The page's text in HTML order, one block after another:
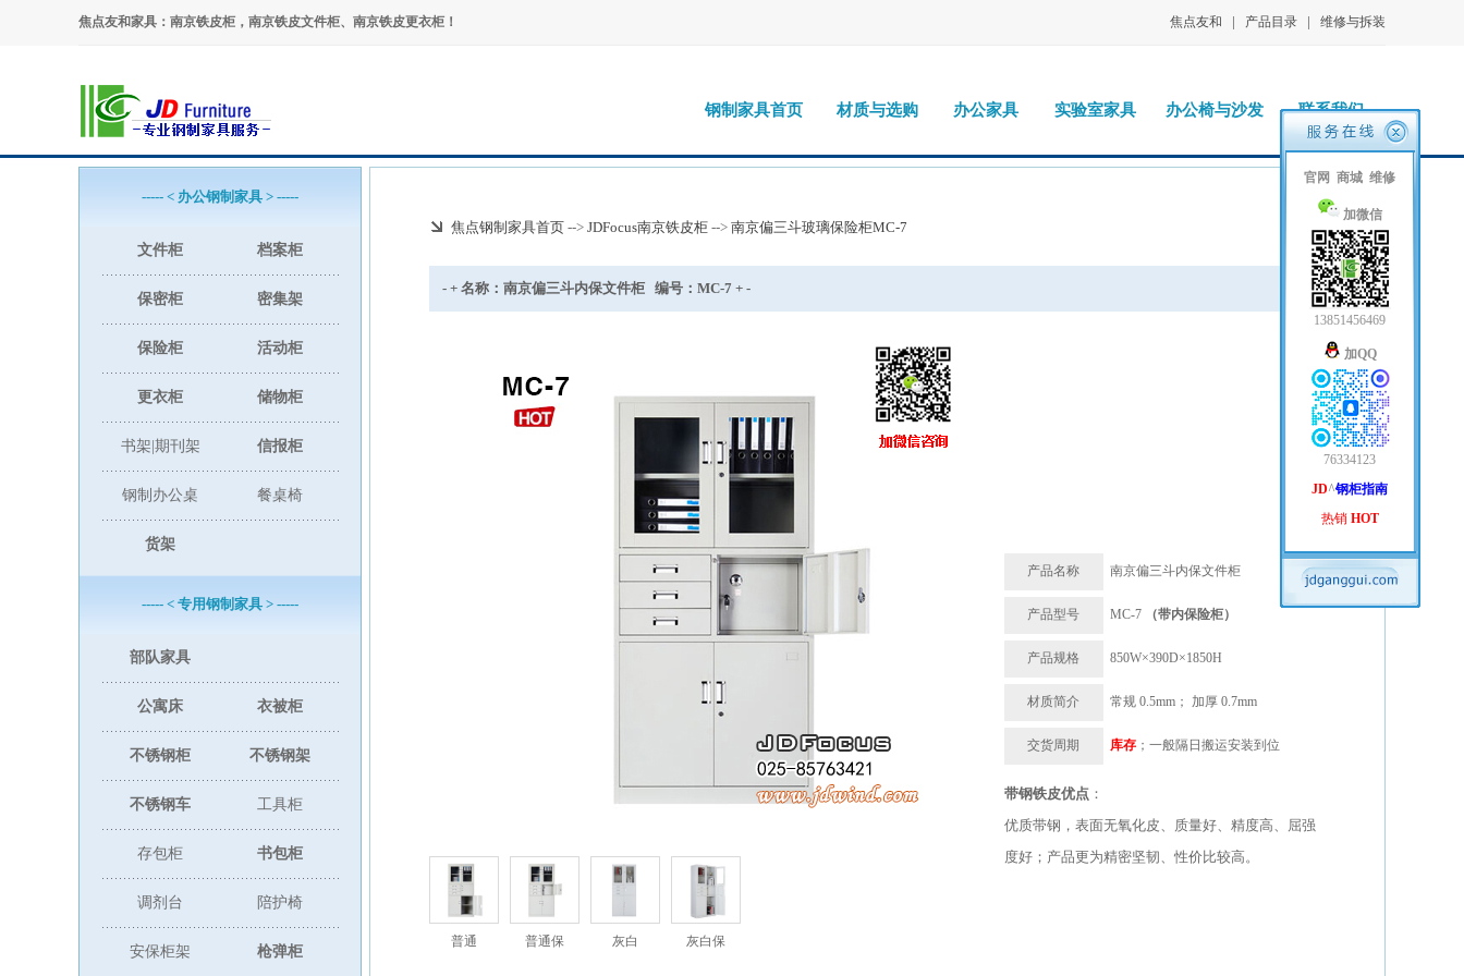
焦点友和家具：南京铁皮柜，南京铁皮文件柜、南京铁皮更衣柜！ 焦点友和 | 产品目录 | 维修与拆装
钢制家具首页 材质与选购 办公家具 实验室家具 办公椅与沙发 联系我们
----- < 办公钢制家具 > -----
文件柜 档案柜
保密柜 密集架
保险柜 活动柜
更衣柜 储物柜
书架|期刊架 信报柜
钢制办公桌 餐桌椅
货架
----- < 专用钢制家具 > -----
部队家具
公寓床 衣被柜
不锈钢柜 不锈钢架
不锈钢车 工具柜
存包柜 书包柜
调剂台 陪护椅
安保柜架 枪弹柜
焦点钢制家具首页--> JDFocus南京铁皮柜--> 南京偏三斗玻璃保险柜MC-7
- + 名称：南京偏三斗内保文件柜 编号：MC-7 + -
产品名称 南京偏三斗内保文件柜
产品型号 MC-7 （带内保险柜）
产品规格 850W×390D×1850H
材质简介 常规 0.5mm； 加厚 0.7mm
交货周期 库存；一般隔日搬运安装到位
带钢铁皮优点：
优质带钢，表面无氧化皮、质量好、精度高、屈强
度好；产品更为精密坚韧、性价比较高。
普通 普通保 灰白 灰白保
官网 商城 维修
加微信
13851456469
加QQ
76334123
JD^钢柜指南
热销 HOT